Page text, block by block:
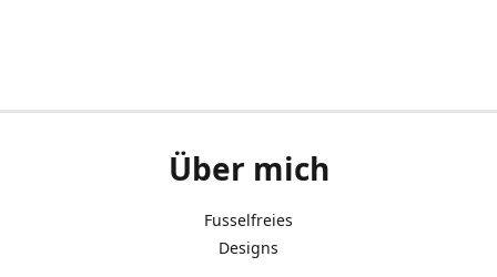
Über mich
Fusselfreies
Designs